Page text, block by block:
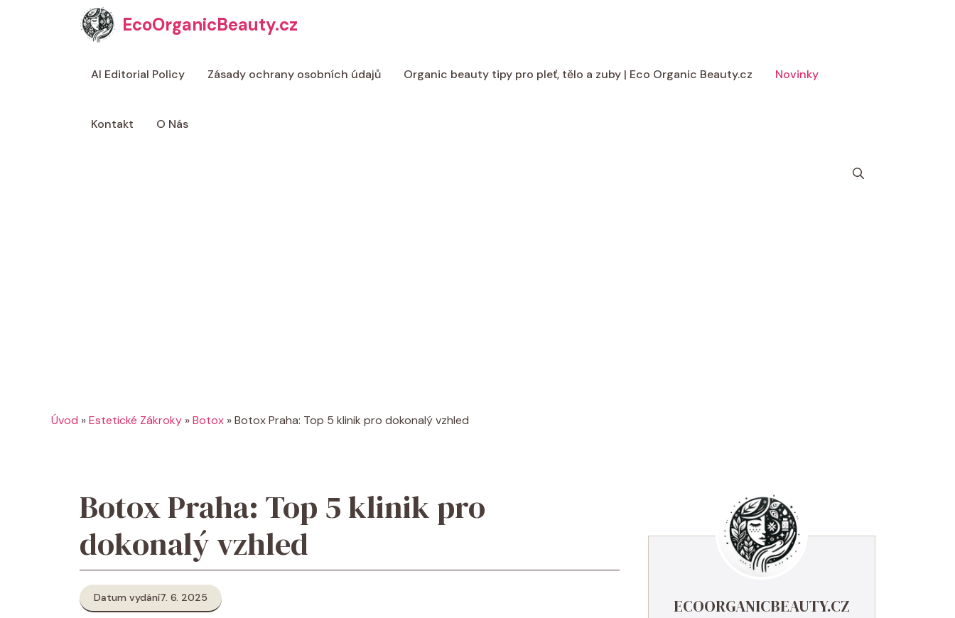
EcoOrganicBeauty.cz
AI Editorial Policy Zásady ochrany osobních údajů Organic beauty tipy pro pleť, tělo a zuby | Eco Organic Beauty.cz Novinky
Kontakt O Nás
Úvod »Estetické Zákroky »Botox »Botox Praha: Top 5 klinik pro dokonalý vzhled
Botox Praha: Top 5 klinik pro
dokonalý vzhled
Datum vydání7. 6. 2025 ECOORGANICBEAUTY.CZ